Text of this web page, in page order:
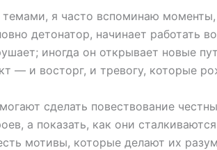
я часто вспоминаю
детонатор, начинает работать
иногда он открывает новые
— и восторг, и тревогу, которые
сделать повествование
а показать, как они
мотивы, которые делают их